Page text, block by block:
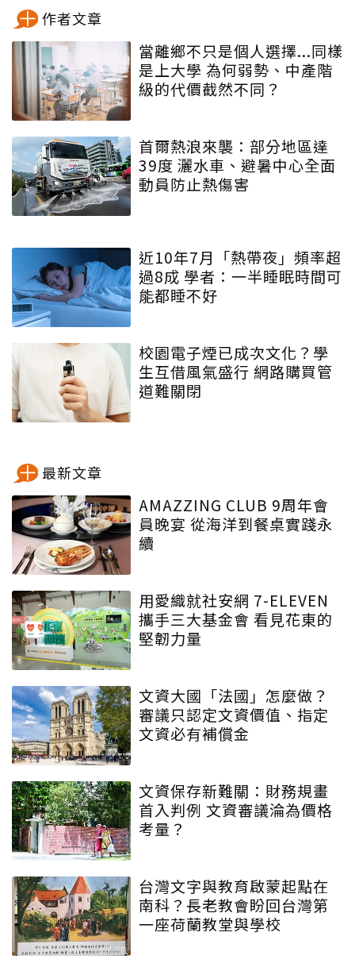
作者文章
當離鄉不只是個人選擇...同樣
是上大學 為何弱勢、中產階
級的代價截然不同？
首爾熱浪來襲：部分地區達
39度 灑水車、避暑中心全面
動員防止熱傷害
近10年7月「熱帶夜」頻率超
過8成 學者：一半睡眠時間可
能都睡不好
校園電子煙已成次文化？學
生互借風氣盛行 網路購買管
道難關閉
最新文章
AMAZZING CLUB 9周年會
員晚宴 從海洋到餐桌實踐永
續
用愛織就社安網 7-ELEVEN
攜手三大基金會 看見花東的
堅韌力量
文資大國「法國」怎麼做？
審議只認定文資價值、指定
文資必有補償金
文資保存新難關：財務規畫
首入判例 文資審議淪為價格
考量？
台灣文字與教育啟蒙起點在
南科？長老教會盼回台灣第
一座荷蘭教堂與學校